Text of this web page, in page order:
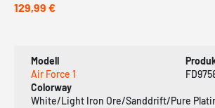
129,99 €
Modell
Air Force 1
Colorway
White/Light Iron Ore/Sanddrift/Pure